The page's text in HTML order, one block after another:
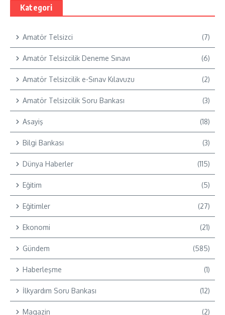
Kategori
Amatör Telsizci (7)
Amatör Telsizcilik Deneme Sınavı (6)
Amatör Telsizcilik e-Sınav Kılavuzu (2)
Amatör Telsizcilik Soru Bankası (3)
Asayiş (18)
Bilgi Bankası (3)
Dünya Haberler (115)
Eğitim (5)
Eğitimler (27)
Ekonomi (21)
Gündem (585)
Haberleşme (1)
İlkyardım Soru Bankası (12)
Magazin (2)